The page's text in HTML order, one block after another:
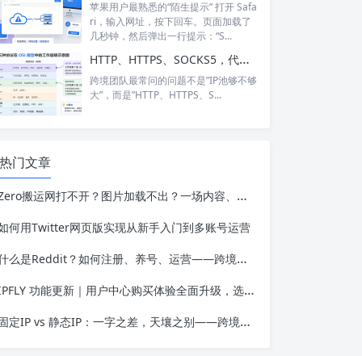
苹果用户最熟悉的“陌生提示” 打开 Safa
ri，输入网址，按下回车。页面加载了
几秒钟，然后弹出一行提示：“S...
HTTP、HTTPS、SOCKS5，代理IP的三种协议到底怎么选？
跨境团队最常问的问题不是”IP池够不够
大”，而是”HTTP、HTTPS、S...
热门文章
搬运网打不开？图片加载不出？一场内容、用户与网络可用性的三角博弈
何用Twitter网页版实现从新手入门到多账号运营
么是Reddit？如何注册、养号、运营——跨境人必备的社区平台认知框架
功能更新｜用户中心购买体验全面升级，选购代理IP更高效、更便捷
定IP vs 静态IP：一字之差，天壤之别——跨境业务选错IP类型的代价有多高？